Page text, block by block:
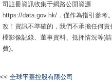
司註冊資訊收集于網路公開資源
https://data.gov.hk/，僅作為指引參考
改！資訊不準確的，我們不承擔任何
檔影像記錄、董事資料、抵押情況等)
費)。
<< 全球平臺控股有限公司